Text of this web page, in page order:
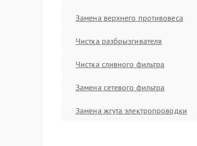
Замена верхнего противовеса
Чистка разбрызгивателя
Чистка сливного фильтра
Замена сетевого фильтра
Замена жгута электропроводки